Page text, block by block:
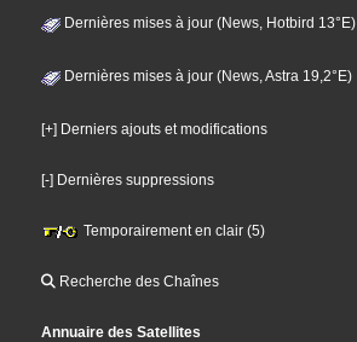
Dernières mises à jour (News, Hotbird 13°E)
Dernières mises à jour (News, Astra 19,2°E)
[+] Derniers ajouts et modifications
[-] Dernières suppressions
Temporairement en clair (5)
Recherche des Chaînes
Annuaire des Satellites